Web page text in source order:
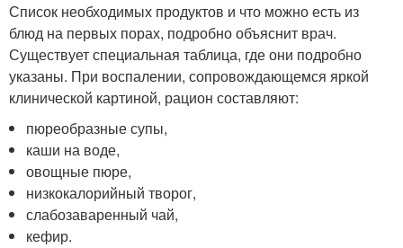
Список необходимых продуктов и что можно есть из
блюд на первых порах, подробно объяснит врач.
Существует специальная таблица, где они подробно
указаны. При воспалении, сопровождающемся яркой
клинической картиной, рацион составляют:
пюреобразные супы,
каши на воде,
овощные пюре,
низкокалорийный творог,
слабозаваренный чай,
кефир.